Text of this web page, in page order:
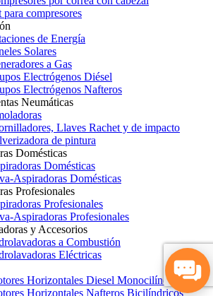
compresores
de Energía
Solares
a Gas
Electrógenos Diésel
Electrógenos Nafteros
Neumáticas
Llaves Rachet y de impacto
de pintura
Domésticas
Domésticas
Aspiradoras Domésticas
Profesionales
Profesionales
Aspiradoras Profesionales
y Accesorios
a Combustión
Eléctricas
Horizontales Diesel Monocilíndricos
Horizontales Nafteros Bicilíndricos